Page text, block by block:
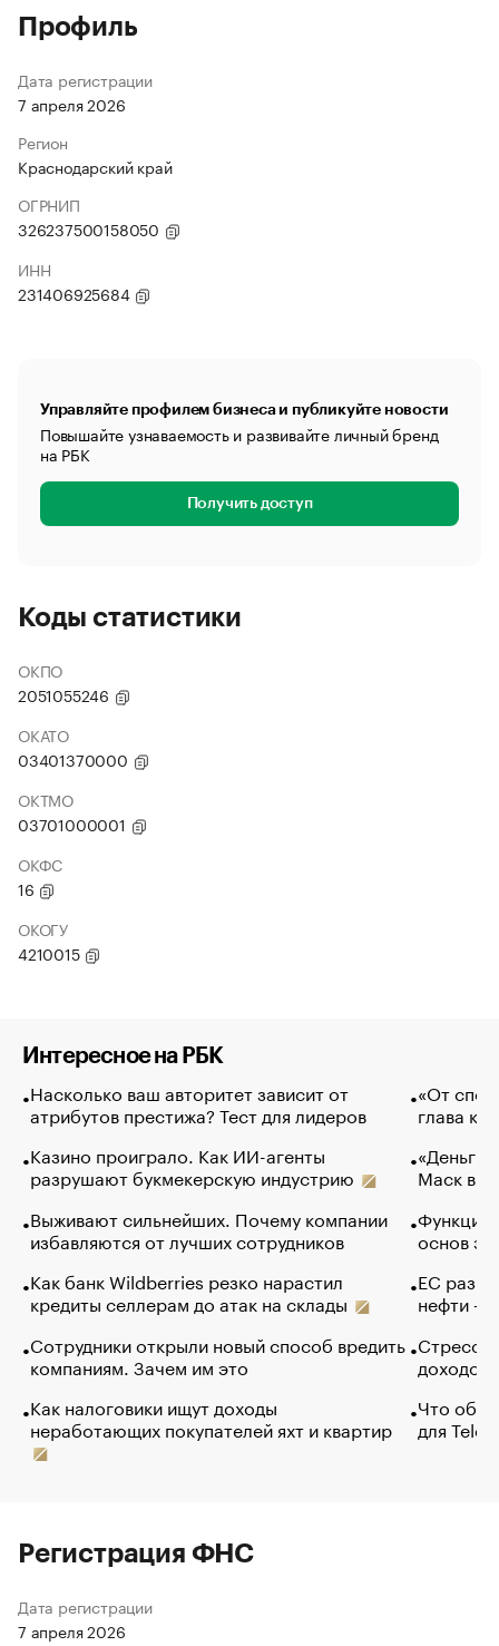
Профиль
Дата регистрации
7 апреля 2026
Регион
Краснодарский край
ОГРНИП
326237500158050
ИНН
231406925684
Управляйте профилем бизнеса и публикуйте новости
Повышайте узнаваемость и развивайте личный бренд
на РБК
Получить доступ
Коды статистики
ОКПО
2051055246
ОКАТО
03401370000
ОКТМО
03701000001
ОКФС
16
ОКОГУ
4210015
Интересное на РБК
Насколько ваш авторитет зависит от
атрибутов престижа? Тест для лидеров
Казино проиграло. Как ИИ-агенты
разрушают букмекерскую индустрию
Выживают сильнейших. Почему компании
избавляются от лучших сотрудников
Как банк Wildberries резко нарастил
кредиты селлерам до атак на склады
Сотрудники открыли новый способ вредить
компаниям. Зачем им это
Как налоговики ищут доходы
неработающих покупателей яхт и квартир
«От
глава
«Деньги
Маск в
Функции
основ
ЕС
нефти —
Стресс
доходов
Что
для
Регистрация ФНС
Дата регистрации
7 апреля 2026